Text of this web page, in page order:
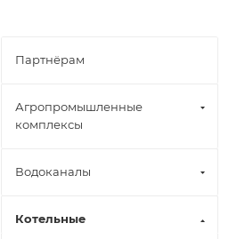
Партнёрам
Агропромышленные
комплексы
Водоканалы
Котельные